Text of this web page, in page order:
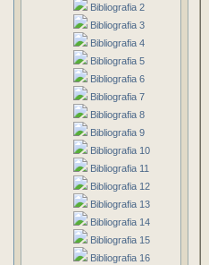
Bibliografia 2
Bibliografia 3
Bibliografia 4
Bibliografia 5
Bibliografia 6
Bibliografia 7
Bibliografia 8
Bibliografia 9
Bibliografia 10
Bibliografia 11
Bibliografia 12
Bibliografia 13
Bibliografia 14
Bibliografia 15
Bibliografia 16